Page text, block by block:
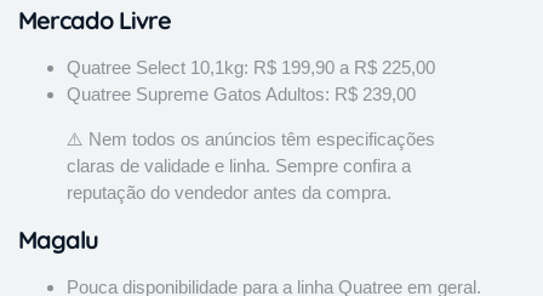
Mercado Livre
Quatree Select 10,1kg: R$ 199,90 a R$ 225,00
Quatree Supreme Gatos Adultos: R$ 239,00
⚠️ Nem todos os anúncios têm especificações
claras de validade e linha. Sempre confira a
reputação do vendedor antes da compra.
Magalu
Pouca disponibilidade para a linha Quatree em geral.